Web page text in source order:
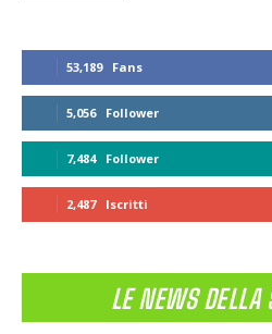
53,189 Fans
5,056 Follower
7,484 Follower
2,487 Iscritti
LE NEWS DELLA